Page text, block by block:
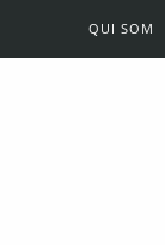
QUI SOM